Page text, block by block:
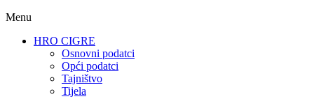
Menu
HRO CIGRE
Osnovni podatci​
Opći podatci
Tajništvo
Tijela